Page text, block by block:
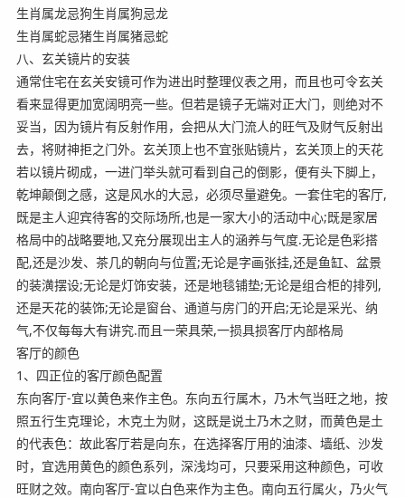
生肖属龙忌狗生肖属狗忌龙
生肖属蛇忌猪生肖属猪忌蛇
八、玄关镜片的安装
通常住宅在玄关安镜可作为进出时整理仪表之用，而且也可令玄关
看来显得更加宽阔明亮一些。但若是镜子无端对正大门，则绝对不
妥当，因为镜片有反射作用，会把从大门流人的旺气及财气反射出
去，将财神拒之门外。玄关顶上也不宜张贴镜片，玄关顶上的天花
若以镜片砌成，一进门举头就可看到自己的倒影，便有头下脚上，
乾坤颠倒之感，这是风水的大忌，必须尽量避免。一套住宅的客厅,
既是主人迎宾待客的交际场所,也是一家大小的活动中心;既是家居
格局中的战略要地,又充分展现出主人的涵养与气度.无论是色彩搭
配,还是沙发、茶几的朝向与位置;无论是字画张挂,还是鱼缸、盆景
的装潢摆设;无论是灯饰安装，还是地毯铺垫;无论是组合柜的排列,
还是天花的装饰;无论是窗台、通道与房门的开启;无论是采光、纳
气,不仅每每大有讲究.而且一荣具荣,一损具损客厅内部格局
客厅的颜色
1、四正位的客厅颜色配置
东向客厅-宜以黄色来作主色。东向五行属木，乃木气当旺之地，按
照五行生克理论，木克土为财，这既是说土乃木之财，而黄色是土
的代表色：故此客厅若是向东，在选择客厅用的油漆、墙纸、沙发
时，宜选用黄色的颜色系列，深浅均可，只要采用这种颜色，可收
旺财之效。南向客厅-宜以白色来作为主色。南向五行属火，乃火气